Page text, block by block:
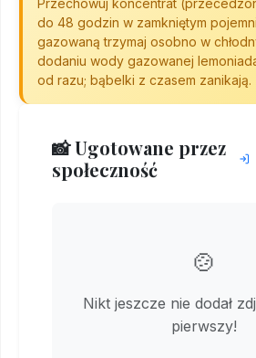
Przechowuj koncentrat
do 48 godzin w zamkniętym
gazowaną trzymaj osobno w
dodaniu wody gazowanej
od razu; bąbelki z czasem zanikają.
📸 Ugotowane przez
społeczność
🍲
Nikt jeszcze nie dodał
pierwszy!